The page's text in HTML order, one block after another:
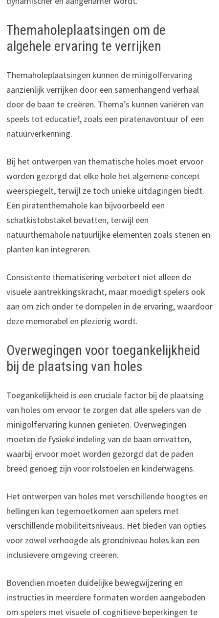
Themaholeplaatsingen om de
algehele ervaring te verrijken
Themaholeplaatsingen kunnen de minigolfervaring
aanzienlijk verrijken door een samenhangend verhaal
door de baan te creëren. Thema’s kunnen variëren van
speels tot educatief, zoals een piratenavontuur of een
natuurverkenning.
Bij het ontwerpen van thematische holes moet ervoor
worden gezorgd dat elke hole het algemene concept
weerspiegelt, terwijl ze toch unieke uitdagingen biedt.
Een piratenthemahole kan bijvoorbeeld een
schatkistobstakel bevatten, terwijl een
natuurthemahole natuurlijke elementen zoals stenen en
planten kan integreren.
Consistente thematisering verbetert niet alleen de
visuele aantrekkingskracht, maar moedigt spelers ook
aan om zich onder te dompelen in de ervaring, waardoor
deze memorabel en plezierig wordt.
Overwegingen voor toegankelijkheid
bij de plaatsing van holes
Toegankelijkheid is een cruciale factor bij de plaatsing
van holes om ervoor te zorgen dat alle spelers van de
minigolfervaring kunnen genieten. Overwegingen
moeten de fysieke indeling van de baan omvatten,
waarbij ervoor moet worden gezorgd dat de paden
breed genoeg zijn voor rolstoelen en kinderwagens.
Het ontwerpen van holes met verschillende hoogtes en
hellingen kan tegemoetkomen aan spelers met
verschillende mobiliteitsniveaus. Het bieden van opties
voor zowel verhoogde als grondniveau holes kan een
inclusievere omgeving creëren.
Bovendien moeten duidelijke bewegwijzering en
instructies in meerdere formaten worden aangeboden
om spelers met visuele of cognitieve beperkingen te